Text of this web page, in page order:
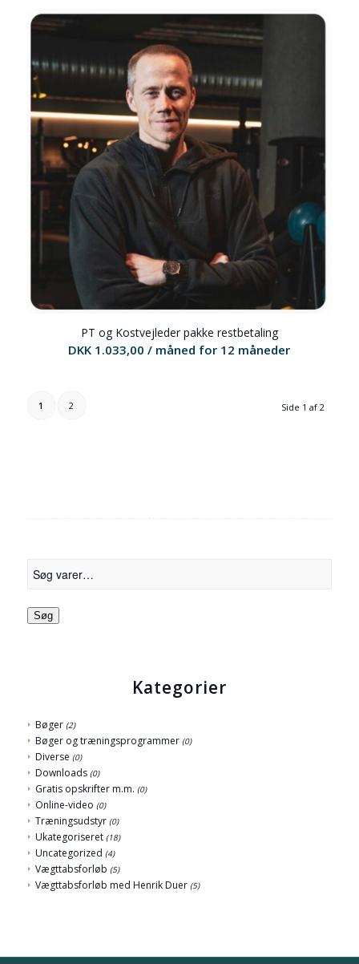
PT og Kostvejleder pakke restbetaling
DKK 1.033,00 / måned for 12 måneder
Side 1 af 2
1 2
Søg
Kategorier
Bøger (2)
Bøger og træningsprogrammer (0)
Diverse (0)
Downloads (0)
Gratis opskrifter m.m. (0)
Online-video (0)
Træningsudstyr (0)
Ukategoriseret (18)
Uncategorized (4)
Vægttabsforløb (5)
Vægttabsforløb med Henrik Duer (5)